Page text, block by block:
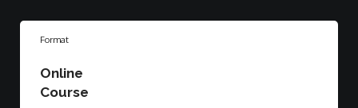
Format
Online
Course